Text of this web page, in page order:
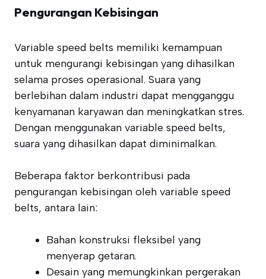
Pengurangan Kebisingan
Variable speed belts memiliki kemampuan
untuk mengurangi kebisingan yang dihasilkan
selama proses operasional. Suara yang
berlebihan dalam industri dapat mengganggu
kenyamanan karyawan dan meningkatkan stres.
Dengan menggunakan variable speed belts,
suara yang dihasilkan dapat diminimalkan.
Beberapa faktor berkontribusi pada
pengurangan kebisingan oleh variable speed
belts, antara lain:
Bahan konstruksi fleksibel yang
menyerap getaran.
Desain yang memungkinkan pergerakan